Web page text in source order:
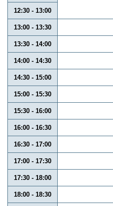
12:30 - 13:00
13:00 - 13:30
13:30 - 14:00
14:00 - 14:30
14:30 - 15:00
15:00 - 15:30
15:30 - 16:00
16:00 - 16:30
16:30 - 17:00
17:00 - 17:30
17:30 - 18:00
18:00 - 18:30